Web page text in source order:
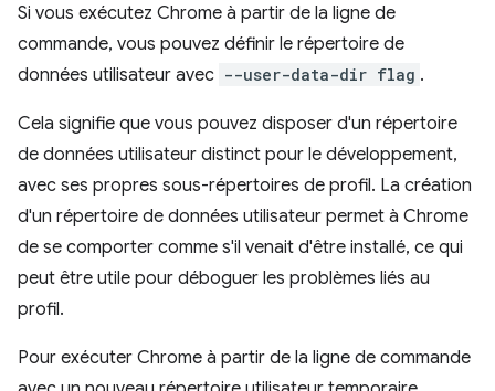
Si vous exécutez Chrome à partir de la ligne de
commande, vous pouvez définir le répertoire de
données utilisateur avec --user-data-dir flag .
Cela signifie que vous pouvez disposer d'un répertoire
de données utilisateur distinct pour le développement,
avec ses propres sous-répertoires de profil. La création
d'un répertoire de données utilisateur permet à Chrome
de se comporter comme s'il venait d'être installé, ce qui
peut être utile pour déboguer les problèmes liés au
profil.
Pour exécuter Chrome à partir de la ligne de commande